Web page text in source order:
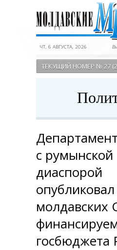
ЧТ, 6 АВГУСТА, 2026
ТЕКУЩИЙ НОМЕР № 27
с румынской
диаспорой
госбюджета